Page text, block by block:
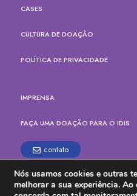
CASES
CULTURA DE DOAÇÃO
POLÍTICA DE PRIVACIDADE
IMPRENSA
FAÇA UMA DOAÇÃO PARA O IDIS
contato
Nós usamos cookies e outras
melhorar a sua experiência.